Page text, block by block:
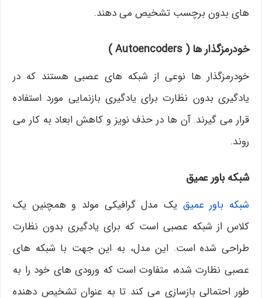
های بدون برچسب تشخیص می دهند.
خودرمزگذار ها (Autoencoders
)
خودرمزگذار ها نوعی از شبکه های عصبی هستند که در
یادگیری بدون نظارت برای یادگیری بازنمایی مورد استفاده
قرار می گیرند. آن ها در حذف نویز و کاهش ابعاد به کار می
روند.
شبکه باور عمیق
شبکه باور عمیق یک مدل گرافیکی مولد و همچنین یک
کلاس از شبکه عصبی است که برای یادگیری بدون نظارت
طراحی شده است. این مدل، به این جهت با شبکه های
عصبی نظارت شده، متفاوت است که ورودی های خود را به
طور احتمالی بازسازی می کند تا به عنوان تشخیص دهنده